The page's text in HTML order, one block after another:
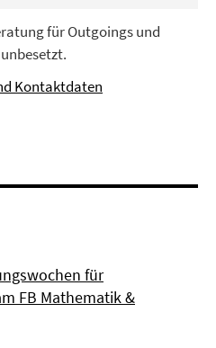
für Outgoings und
Kontaktdaten
für
FB Mathematik &